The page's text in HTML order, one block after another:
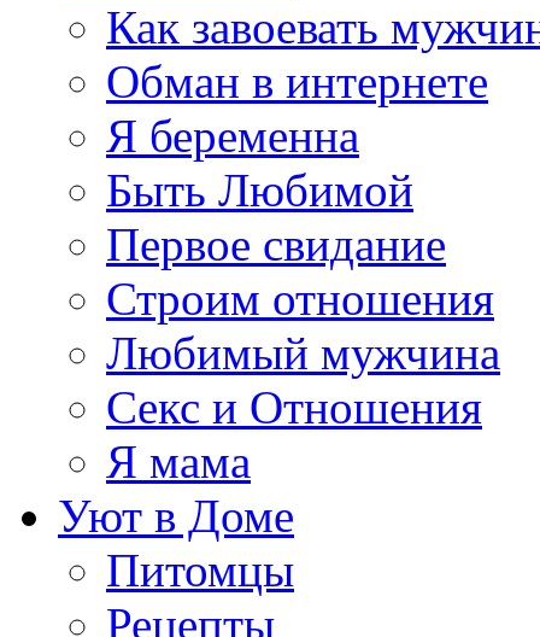
Как завоевать
Обман в интернете
Я беременна
Быть Любимой
Первое свидание
Строим отношения
Любимый мужчина
Секс и Отношения
Я мама
Уют в Доме
Питомцы
Рецепты